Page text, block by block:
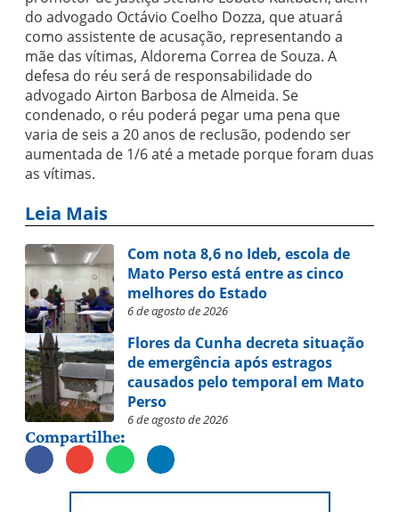
do advogado Octávio Coelho Dozza, que atuará
como assistente de acusação, representando a
mãe das vítimas, Aldorema Correa de Souza. A
defesa do réu será de responsabilidade do
advogado Airton Barbosa de Almeida. Se
condenado, o réu poderá pegar uma pena que
varia de seis a 20 anos de reclusão, podendo ser
aumentada de 1/6 até a metade porque foram duas
as vítimas.
Leia Mais
Com nota 8,6 no Ideb, escola de
Mato Perso está entre as cinco
melhores do Estado
6 de agosto de 2026
Flores da Cunha decreta situação
de emergência após estragos
causados pelo temporal em Mato
Perso
6 de agosto de 2026
Compartilhe: